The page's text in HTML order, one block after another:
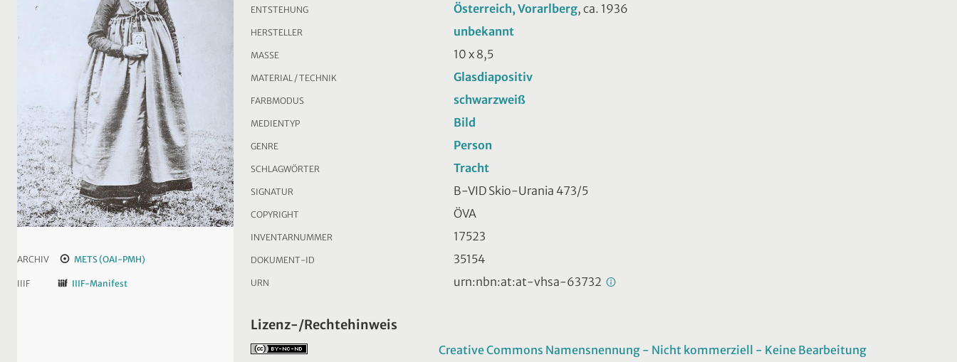
ARCHIV METS (OAI-PMH)
IIIF IIIF-Manifest
ENTSTEHUNG Österreich, Vorarlberg, ca. 1936
HERSTELLER unbekannt
MASSE 10 x 8,5
MATERIAL / TECHNIK Glasdiapositiv
FARBMODUS schwarzweiß
MEDIENTYP Bild
GENRE Person
SCHLAGWÖRTER Tracht
SIGNATUR B-VID Skio-Urania 473/5
COPYRIGHT ÖVA
INVENTARNUMMER 17523
DOKUMENT-ID 35154
URN urn:nbn:at:at-vhsa-63732
Lizenz-/Rechtehinweis
Creative Commons Namensnennung - Nicht kommerziell - Keine Bearbeitung